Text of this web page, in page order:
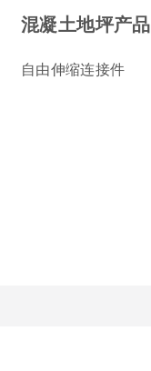
混凝土地坪产品
自由伸缩连接件